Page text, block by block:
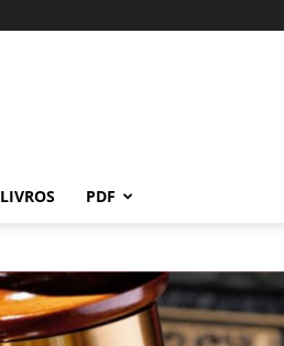
LIVROS PDF